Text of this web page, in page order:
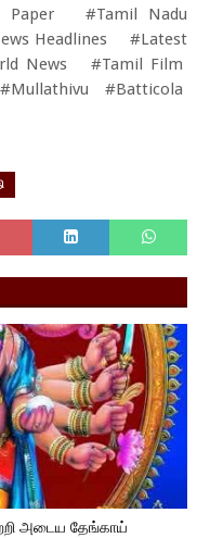
#Tamil Nadu
Headlines #Latest
News #Tamil Film
#Batticola
அடைய தேங்காய்